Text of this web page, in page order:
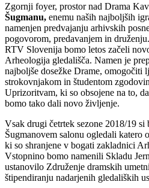
Zgornji foyer, prostor nad Drama
Šugmanu, enemu naših najboljših
namenjen predvajanju arhivskih
pogovorom, predavanjem in
RTV Slovenija bomo letos začeli
Arheologija gledališča. Namen je
najboljše dosežke Drame, omogočiti
strokovnjakom in študentom
Uprizoritvam, ki so obsojene na to,
bomo tako dali novo življenje.
Vsak drugi četrtek sezone 2018/19
Šugmanovem salonu ogledali katero
ki so shranjene v bogati zakladnici
Vstopnino bomo namenili Skladu
ustanovilo Združenje dramskih
štipendiranju nadarjenih gledaliških